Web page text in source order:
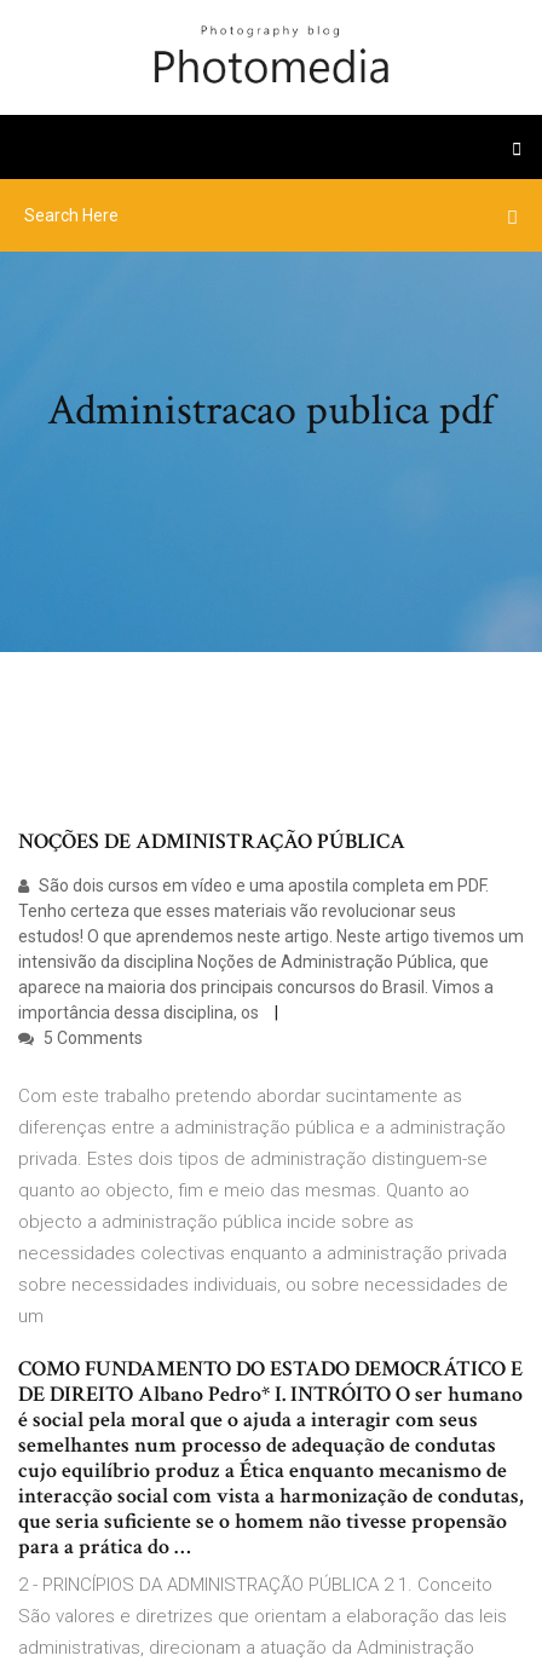
Administracao publica pdf
NOÇÕES DE ADMINISTRAÇÃO PÚBLICA
São dois cursos em vídeo e uma apostila completa em PDF.
Tenho certeza que esses materiais vão revolucionar seus
estudos! O que aprendemos neste artigo. Neste artigo tivemos um
intensivão da disciplina Noções de Administração Pública, que
aparece na maioria dos principais concursos do Brasil. Vimos a
importância dessa disciplina, os
5 Comments
Com este trabalho pretendo abordar sucintamente as
diferenças entre a administração pública e a administração
privada. Estes dois tipos de administração distinguem-se
quanto ao objecto, fim e meio das mesmas. Quanto ao
objecto a administração pública incide sobre as
necessidades colectivas enquanto a administração privada
sobre necessidades individuais, ou sobre necessidades de
um
COMO FUNDAMENTO DO ESTADO DEMOCRÁTICO E
DE DIREITO Albano Pedro* I. INTRÓITO O ser humano
é social pela moral que o ajuda a interagir com seus
semelhantes num processo de adequação de condutas
cujo equilíbrio produz a Ética enquanto mecanismo de
interacção social com vista a harmonização de condutas,
que seria suficiente se o homem não tivesse propensão
para a prática do …
2 - PRINCÍPIOS DA ADMINISTRAÇÃO PÚBLICA 2 1. Conceito
São valores e diretrizes que orientam a elaboração das leis
administrativas, direcionam a atuação da Administração